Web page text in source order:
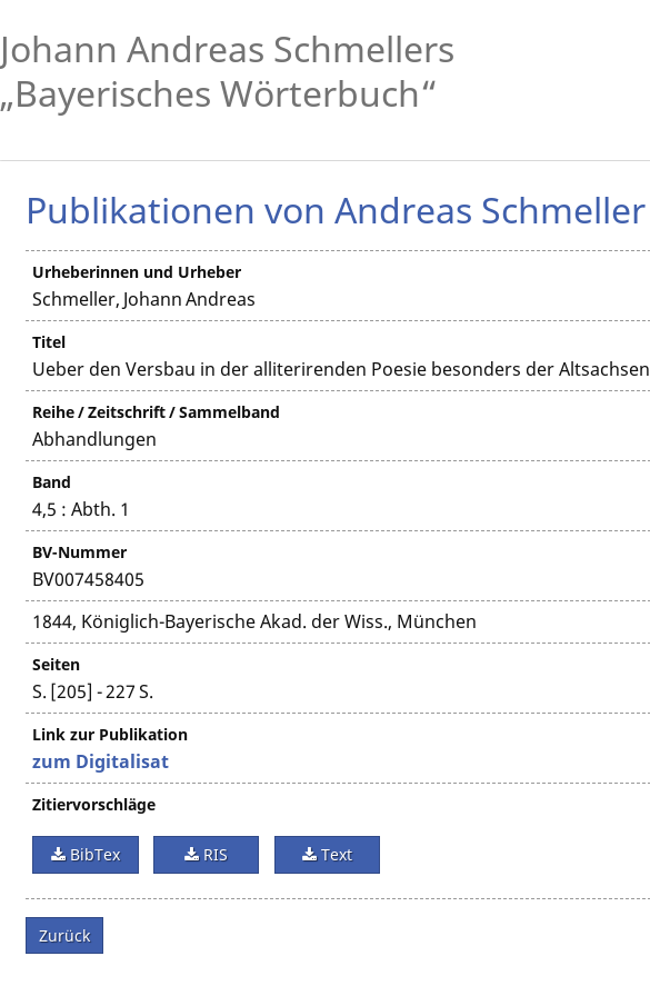
Johann Andreas Schmellers
„Bayerisches Wörterbuch“
Publikationen von Andreas Schmeller
Urheberinnen und Urheber
Schmeller, Johann Andreas
Titel
Ueber den Versbau in der alliterirenden Poesie besonders der Altsachsen
Reihe / Zeitschrift / Sammelband
Abhandlungen
Band
4,5 : Abth. 1
BV-Nummer
BV007458405
1844, Königlich-Bayerische Akad. der Wiss., München
Seiten
S. [205] - 227 S.
Link zur Publikation
zum Digitalisat
Zitiervorschläge
BibTex RIS Text
Zurück